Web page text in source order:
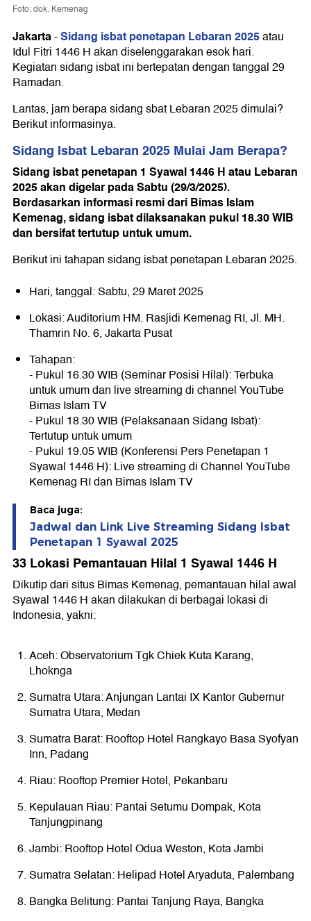
Foto: dok. Kemenag
Jakarta-Sidang isbat penetapan Lebaran 2025atau
Idul Fitri 1446 H akan diselenggarakan esok hari.
Kegiatan sidang isbat ini bertepatan dengan tanggal 29
Ramadan.
Lantas, jam berapa sidang sbat Lebaran 2025 dimulai?
Berikut informasinya.
Sidang Isbat Lebaran 2025 Mulai Jam Berapa?
Sidang isbat penetapan 1 Syawal 1446 H atau Lebaran
2025 akan digelar pada Sabtu (29/3/2025).
Berdasarkan informasi resmi dari Bimas Islam
Kemenag, sidang isbat dilaksanakan pukul 18.30 WIB
dan bersifat tertutup untuk umum.
Berikut ini tahapan sidang isbat penetapan Lebaran 2025.
Hari, tanggal: Sabtu, 29 Maret 2025
Lokasi: Auditorium HM. Rasjidi Kemenag RI, Jl. MH.
Thamrin No. 6, Jakarta Pusat
Tahapan:
- Pukul 16.30 WIB (Seminar Posisi Hilal): Terbuka
untuk umum dan live streaming di channel YouTube
Bimas Islam TV
- Pukul 18.30 WIB (Pelaksanaan Sidang Isbat):
Tertutup untuk umum
- Pukul 19.05 WIB (Konferensi Pers Penetapan 1
Syawal 1446 H): Live streaming di Channel YouTube
Kemenag RI dan Bimas Islam TV
Baca juga:
Jadwal dan Link Live Streaming Sidang Isbat
Penetapan 1 Syawal 2025
33 Lokasi Pemantauan Hilal 1 Syawal 1446 H
Dikutip dari situs Bimas Kemenag, pemantauan hilal awal
Syawal 1446 H akan dilakukan di berbagai lokasi di
Indonesia, yakni:
Aceh: Observatorium Tgk Chiek Kuta Karang,
Lhoknga
Sumatra Utara: Anjungan Lantai IX Kantor Gubernur
Sumatra Utara, Medan
Sumatra Barat: Rooftop Hotel Rangkayo Basa Syofyan
Inn, Padang
Riau: Rooftop Premier Hotel, Pekanbaru
Kepulauan Riau: Pantai Setumu Dompak, Kota
Tanjungpinang
Jambi: Rooftop Hotel Odua Weston, Kota Jambi
Sumatra Selatan: Helipad Hotel Aryaduta, Palembang
Bangka Belitung: Pantai Tanjung Raya, Bangka